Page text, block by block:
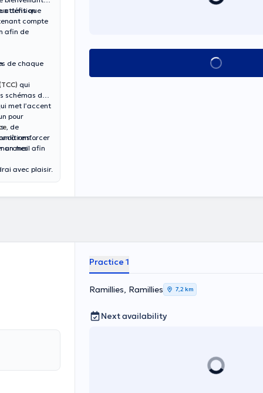
attention
compte
afin de
défis que
de chaque
qui
schémas de
met l’accent
pour
, de
à renforcer
un mail afin
avec plaisir.
See all
Practice 1
Ramillies, Ramillies 7,2 km
Next availability